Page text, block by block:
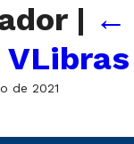
| ←
de 2021